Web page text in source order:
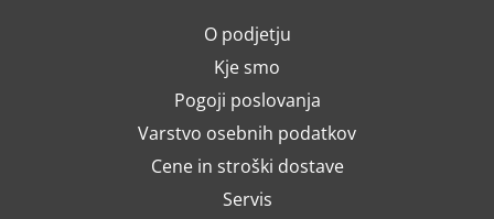
O podjetju
Kje smo
Pogoji poslovanja
Varstvo osebnih podatkov
Cene in stroški dostave
Servis